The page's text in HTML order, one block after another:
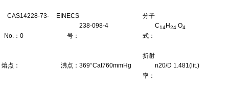
CAS
No.：
14228-73-
0
EINECS
号：
238-098-4
分子
式：
C14H24 O4
熔点： 沸点： 369°Cat760mmHg
折射
率：
n20/D 1.481(lit.)